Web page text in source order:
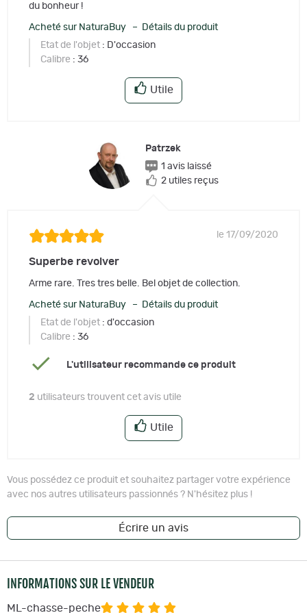
du bonheur !
Acheté sur NaturaBuy – Détails du produit
Etat de l'objet : D'occasion
Calibre : 36
Utile
Patrzek
1 avis laissé
2 utiles reçus
le 17/09/2020
Superbe revolver
Arme rare. Tres tres belle. Bel objet de collection.
Acheté sur NaturaBuy – Détails du produit
Etat de l'objet : d'occasion
Calibre : 36
L'utilisateur recommande ce produit
2 utilisateurs trouvent cet avis utile
Utile
Vous possédez ce produit et souhaitez partager votre expérience
avec nos autres utilisateurs passionnés ? N'hésitez plus !
Écrire un avis
INFORMATIONS SUR LE VENDEUR
ML-chasse-peche